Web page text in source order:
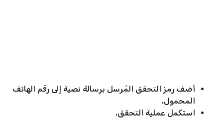
أضف رمز التحقق المُرسل برسالة نصية إلى رقم الهاتف
المحمول.
استكمل عملية التحقق.